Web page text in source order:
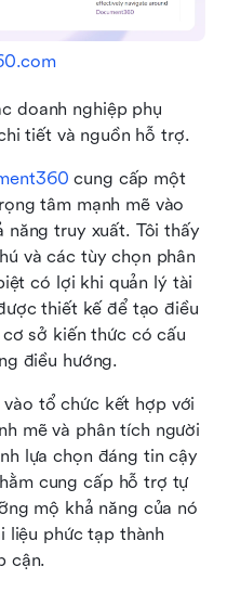
doanh nghiệp phụ
tiết và nguồn hỗ trợ.
cung cấp một
tâm mạnh mẽ vào
năng truy xuất. Tôi thấy
và các tùy chọn phân
có lợi khi quản lý tài
thiết kế để tạo điều
sở kiến thức có cấu
điều hướng.
vào tổ chức kết hợp với
mẽ và phân tích người
lựa chọn đáng tin cậy
cung cấp hỗ trợ tự
mộ khả năng của nó
liệu phức tạp thành
cận.